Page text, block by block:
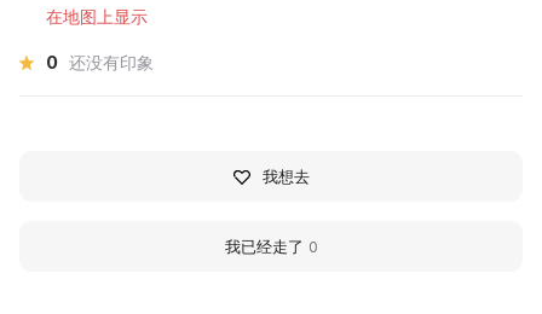
在地图上显示
0 还没有印象
我想去
我已经走了 0